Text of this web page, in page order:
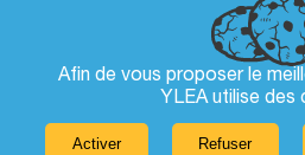
Afin de vous proposer le
YLEA utilise des
Activer
Refuser